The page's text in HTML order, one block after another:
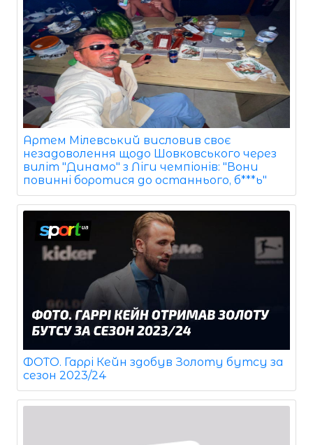
Артем Мілевський висловив своє
незадоволення щодо Шовковського через
виліт "Динамо" з Ліги чемпіонів: "Вони
повинні боротися до останнього, б***ь"
ФОТО. Гаррі Кейн здобув Золоту бутсу за
сезон 2023/24